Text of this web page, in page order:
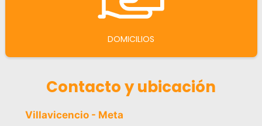
DOMICILIOS
Contacto y ubicación
Villavicencio - Meta